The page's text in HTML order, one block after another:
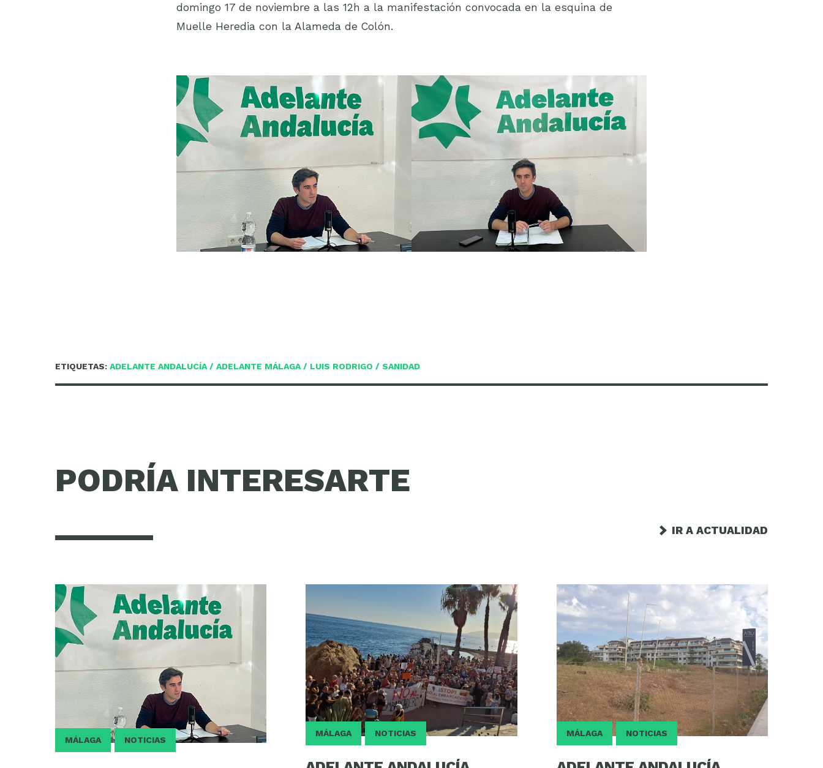
domingo 17 de noviembre a las 12h a la manifestación convocada en la esquina de
Muelle Heredia con la Alameda de Colón.
ETIQUETAS: ADELANTE ANDALUCÍA / ADELANTE MÁLAGA / LUIS RODRIGO / SANIDAD
PODRÍA INTERESARTE
IR A ACTUALIDAD
MÁLAGA NOTICIAS
MÁLAGA NOTICIAS MÁLAGA NOTICIAS